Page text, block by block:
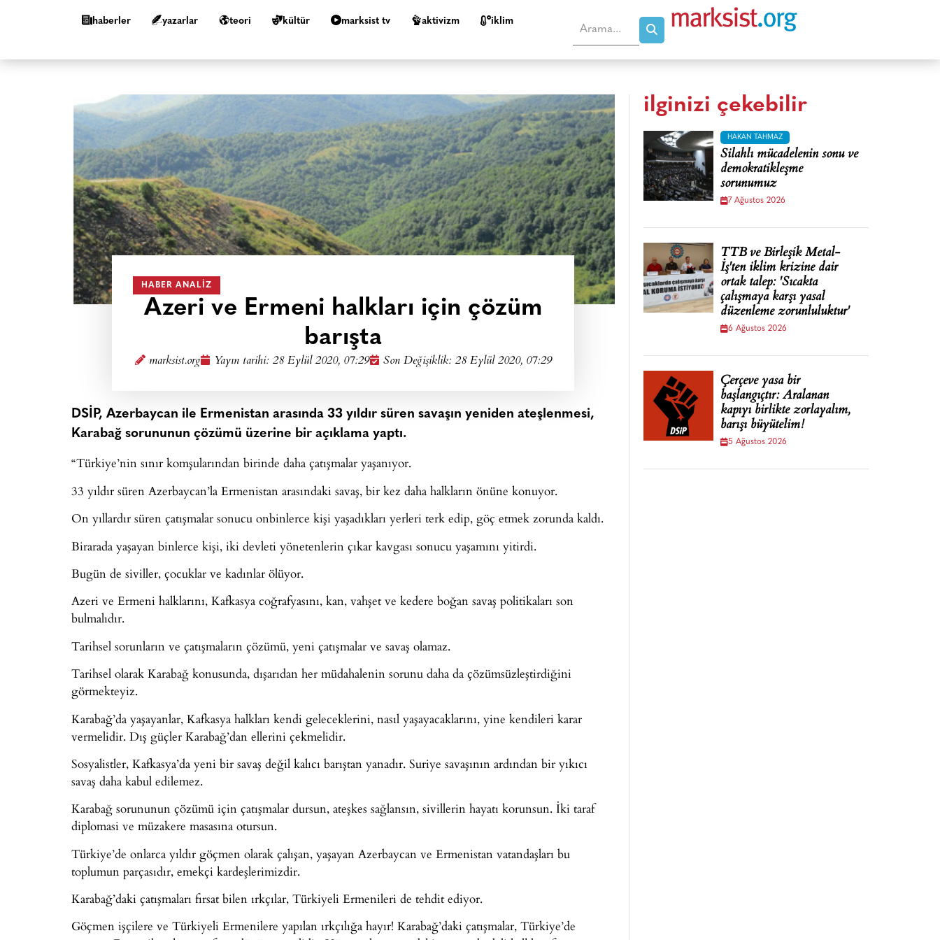
haberler yazarlar teori kültür marksist tv aktivizm i̇klim
HABER ANALIZ
Azeri ve Ermeni halkları için çözüm
barışta
marksist.org Yayın tarihi: 28 Eylül 2020, 07:29 Son Değişiklik: 28 Eylül 2020, 07:29
DSİP, Azerbaycan ile Ermenistan arasında 33 yıldır süren savaşın yeniden ateşlenmesi,
Karabağ sorununun çözümü üzerine bir açıklama yaptı.
“Türkiye’nin sınır komşularından birinde daha çatışmalar yaşanıyor.
33 yıldır süren Azerbaycan’la Ermenistan arasındaki savaş, bir kez daha halkların önüne konuyor.
On yıllardır süren çatışmalar sonucu onbinlerce kişi yaşadıkları yerleri terk edip, göç etmek zorunda kaldı.
Birarada yaşayan binlerce kişi, iki devleti yönetenlerin çıkar kavgası sonucu yaşamını yitirdi.
Bugün de siviller, çocuklar ve kadınlar ölüyor.
Azeri ve Ermeni halklarını, Kafkasya coğrafyasını, kan, vahşet ve kedere boğan savaş politikaları son
bulmalıdır.
Tarihsel sorunların ve çatışmaların çözümü, yeni çatışmalar ve savaş olamaz.
Tarihsel olarak Karabağ konusunda, dışarıdan her müdahalenin sorunu daha da çözümsüzleştirdiğini
görmekteyiz.
Karabağ’da yaşayanlar, Kafkasya halkları kendi geleceklerini, nasıl yaşayacaklarını, yine kendileri karar
vermelidir. Dış güçler Karabağ’dan ellerini çekmelidir.
Sosyalistler, Kafkasya’da yeni bir savaş değil kalıcı barıştan yanadır. Suriye savaşının ardından bir yıkıcı
savaş daha kabul edilemez.
Karabağ sorununun çözümü için çatışmalar dursun, ateşkes sağlansın, sivillerin hayatı korunsun. İki taraf
diplomasi ve müzakere masasına otursun.
Türkiye’de onlarca yıldır göçmen olarak çalışan, yaşayan Azerbaycan ve Ermenistan vatandaşları bu
toplumun parçasıdır, emekçi kardeşlerimizdir.
Karabağ’daki çatışmaları fırsat bilen ırkçılar, Türkiyeli Ermenileri de tehdit ediyor.
Göçmen işçilere ve Türkiyeli Ermenilere yapılan ırkçılığa hayır! Karabağ’daki çatışmalar, Türkiye’de
ilginizi çekebilir
HAKAN TAHMAZ
Silahlı mücadelenin sonu ve
demokratikleşme
sorunumuz
7 Ağustos 2026
TTB ve Birleşik Metal-
İş'ten iklim krizine dair
ortak talep: 'Sıcakta
çalışmaya karşı yasal
düzenleme zorunluluktur'
6 Ağustos 2026
Çerçeve yasa bir
başlangıçtır: Aralanan
kapıyı birlikte zorlayalım,
barışı büyütelim!
5 Ağustos 2026